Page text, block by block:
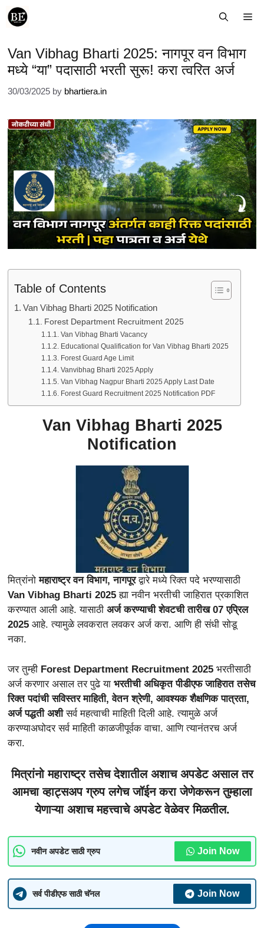
Skip
Van Vibhag Bharti 2025: नागपूर वन विभाग
मध्ये “या” पदासाठी भरती सुरू! करा त्वरित अर्ज
30/03/2025 by bhartiera.in
Table of Contents
Van Vibhag Bharti 2025 Notification
Forest Department Recruitment 2025
Van Vibhag Bharti Vacancy
Educational Qualification for Van Vibhag Bharti 2025
Forest Guard Age Limit
Vanvibhag Bharti 2025 Apply
Van Vibhag Nagpur Bharti 2025 Apply Last Date
Forest Guard Recruitment 2025 Notification PDF
Van Vibhag Bharti 2025
Notification
मित्रांनोमहाराष्ट्र वन विभाग, नागपूरद्वारे मध्ये रिक्त पदे भरण्यासाठी
Van Vibhag Bharti 2025 ह्या नवीन भरतीची जाहिरात प्रकाशित
करण्यात आली आहे. यासाठी अर्ज करण्याची शेवटची तारीख 07 एप्रिल
2025 आहे. त्यामुळे लवकरात लवकर अर्ज करा. आणि ही संधी सोडू
नका.
जर तुम्ही Forest Department Recruitment 2025 भरतीसाठी
अर्ज करणार असाल तर पुढे या भरतीची अधिकृत पीडीएफ जाहिरात तसेच
रिक्त पदांची सविस्तर माहिती, वेतन श्रेणी, आवश्यक शैक्षणिक पात्रता,
अर्ज पद्धती अशीसर्व महत्वाची माहिती दिली आहे. त्यामुळे अर्ज
करण्याअघोदर सर्व माहिती काळजीपूर्वक वाचा. आणि त्यानंतरच अर्ज
करा.
मित्रांनो महाराष्ट्र तसेच देशातील अशाच अपडेट असाल तर
आमचा व्हाट्सअप ग्रुप लगेच जॉईन करा जेणेकरून तुम्हाला
येणाऱ्या अशाच महत्त्वाचे अपडेट वेळेवर मिळतील.
नवीन अपडेट साठी ग्रुप Join Now
सर्व पीडीएफ साठी चॅनल Join Now